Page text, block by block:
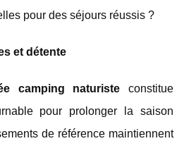
pour des séjours réussis ?
et détente
camping naturiste constitue
pour prolonger la saison
de référence maintiennent